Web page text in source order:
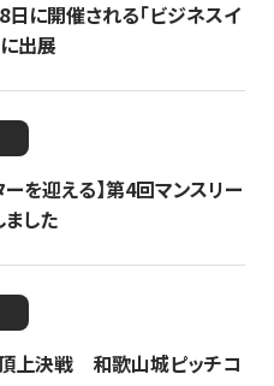
日に開催される「ビジネスイ
出展
を迎える】​​第4回マンスリー
した
上決戦 和歌山城ピッチコ